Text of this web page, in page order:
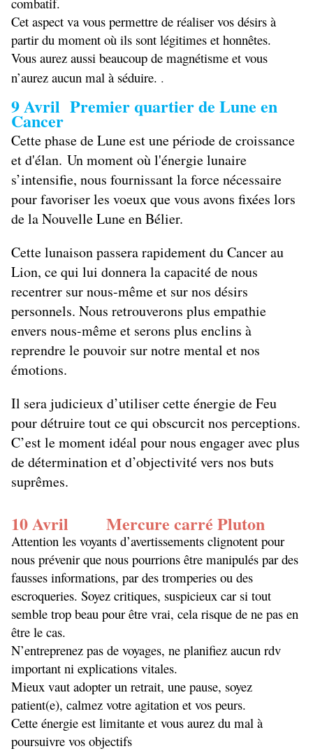
Cet aspect va vous permettre de réaliser vos désirs à
partir du moment où ils sont légitimes et honnêtes.
Vous aurez aussi beaucoup de magnétisme et vous
n’aurez aucun mal à séduire. .
9 Avril Premier quartier de Lune en
Cancer
Cette phase de Lune est une période de croissance
et d'élan. Un moment où l'énergie lunaire
s’intensifie, nous fournissant la force nécessaire
pour favoriser les voeux que vous avons fixées lors
de la Nouvelle Lune en Bélier.
Cette lunaison passera rapidement du Cancer au
Lion, ce qui lui donnera la capacité de nous
recentrer sur nous-même et sur nos désirs
personnels. Nous retrouverons plus empathie
envers nous-même et serons plus enclins à
reprendre le pouvoir sur notre mental et nos
émotions.
Il sera judicieux d’utiliser cette énergie de Feu
pour détruire tout ce qui obscurcit nos perceptions.
C’est le moment idéal pour nous engager avec plus
de détermination et d’objectivité vers nos buts
suprêmes.
10 Avril Mercure carré Pluton
Attention les voyants d’avertissements clignotent pour
nous prévenir que nous pourrions être manipulés par des
fausses informations, par des tromperies ou des
escroqueries. Soyez critiques, suspicieux car si tout
semble trop beau pour être vrai, cela risque de ne pas en
être le cas.
N’entreprenez pas de voyages, ne planifiez aucun rdv
important ni explications vitales.
Mieux vaut adopter un retrait, une pause, soyez
patient(e), calmez votre agitation et vos peurs.
Cette énergie est limitante et vous aurez du mal à
poursuivre vos objectifs